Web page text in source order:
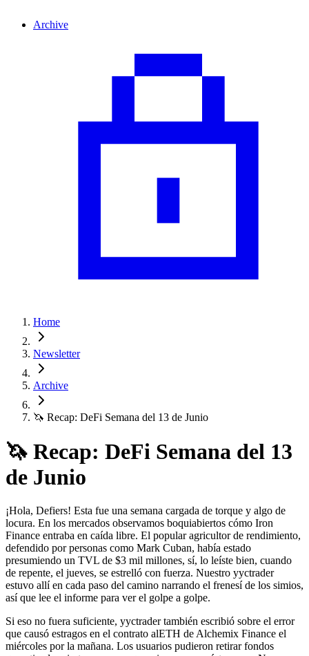
Archive
Home
Newsletter
Archive
🦄 Recap: DeFi Semana del 13 de Junio
🦄 Recap: DeFi Semana del 13
de Junio
¡Hola, Defiers! Esta fue una semana cargada de torque y algo de
locura. En los mercados observamos boquiabiertos cómo Iron
Finance entraba en caída libre. El popular agricultor de rendimiento,
defendido por personas como Mark Cuban, había estado
presumiendo un TVL de $3 mil millones, sí, lo leíste bien, cuando
de repente, el jueves, se estrelló con fuerza. Nuestro yyctrader
estuvo allí en cada paso del camino narrando el frenesí de los simios,
así que lee el informe para ver el golpe a golpe.
Si eso no fuera suficiente, yyctrader también escribió sobre el error
que causó estragos en el contrato alETH de Alchemix Finance el
miércoles por la mañana. Los usuarios pudieron retirar fondos